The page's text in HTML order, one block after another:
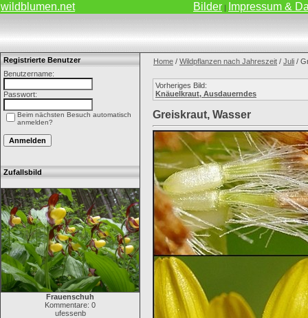
wildblumen.net Bilder | Impressum &
Registrierte Benutzer
Benutzername:
Passwort:
Beim nächsten Besuch automatisch
anmelden?
Zufallsbild
Frauenschuh
Kommentare: 0
ufessenb
Home / Wildpflanzen nach Jahreszeit / Juli /
Vorheriges Bild:
Knäuelkraut, Ausdauerndes
Greiskraut, Wasser